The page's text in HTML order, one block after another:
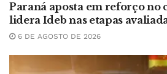
Paraná aposta em reforço no
lidera Ideb nas etapas
6 DE AGOSTO DE 2026